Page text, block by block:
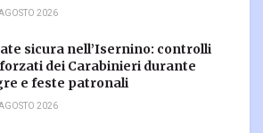
2026
sicura nell’Isernino: controlli
dei Carabinieri durante
e feste patronali
2026